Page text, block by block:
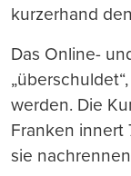
kurzerhand
Das Online-
werden. Die
Franken innert
sie